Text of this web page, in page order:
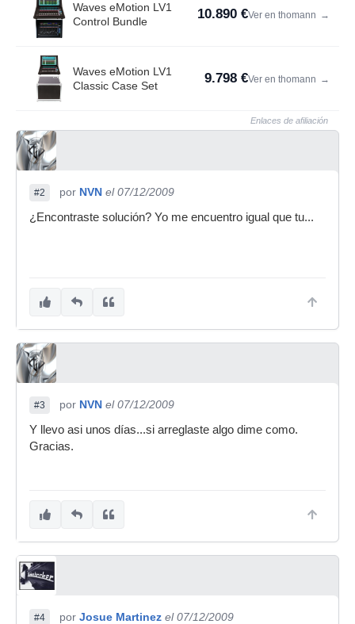
Waves eMotion LV1
Control Bundle
10.890 €Ver en thomann →
Waves eMotion LV1
Classic Case Set
9.798 €Ver en thomann →
Enlaces de afiliación
#2 por NVN el 07/12/2009
¿Encontraste solución? Yo me encuentro igual que tu...
#3 por NVN el 07/12/2009
Y llevo asi unos días...si arreglaste algo dime como.
Gracias.
#4 por Josue Martinez el 07/12/2009